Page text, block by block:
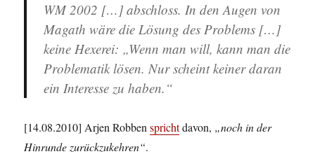
WM 2002 […] abschloss. In den Augen von
Magath wäre die Lösung des Problems […]
keine Hexerei: „Wenn man will, kann man die
Problematik lösen. Nur scheint keiner daran
ein Interesse zu haben.“
[14.08.2010] Arjen Robbensprichtdavon, „noch in der
Hinrunde zurückzukehren“.